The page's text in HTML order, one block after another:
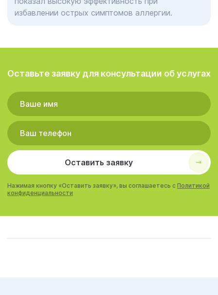
избавлении острых симптомов аллергии.
Оставьте заявку для консультации об услугах
Оставить заявку
Нажимая кнопку «Оставить заявку», вы соглашаетесь с Политикой
конфиденциальности